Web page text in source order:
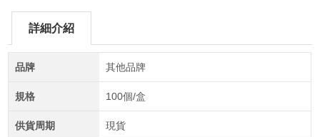
詳細介紹
品牌 其他品牌
規格 100個/盒
供貨周期 現貨